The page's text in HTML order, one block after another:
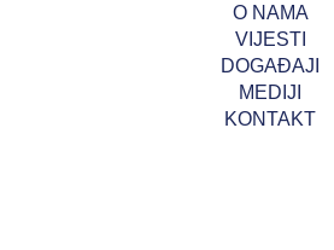
O NAMA
VIJESTI
DOGAĐAJI
MEDIJI
KONTAKT